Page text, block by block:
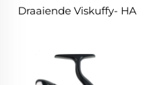
Draaiende Viskuffy- HA